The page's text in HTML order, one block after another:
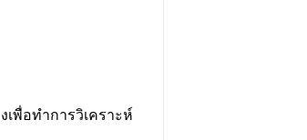
พื่อทำการวิเคราะห์